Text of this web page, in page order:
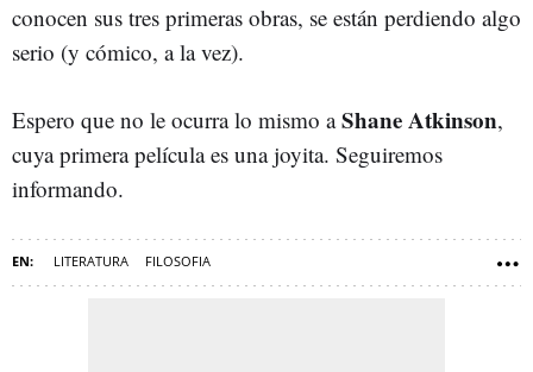
conocen sus tres primeras obras, se están perdiendo algo
serio (y cómico, a la vez).
Espero que no le ocurra lo mismo aShane Atkinson,
cuya primera película es una joyita. Seguiremos
informando.
LITERATURA FILOSOFIA